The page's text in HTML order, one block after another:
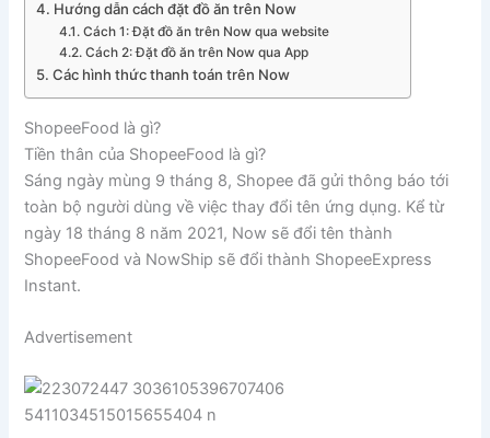
Hướng dẫn cách đặt đồ ăn trên Now
Cách 1: Đặt đồ ăn trên Now qua website
Cách 2: Đặt đồ ăn trên Now qua App
Các hình thức thanh toán trên Now
ShopeeFood là gì?
Tiền thân của ShopeeFood là gì?
Sáng ngày mùng 9 tháng 8, Shopee đã gửi thông báo tới
toàn bộ người dùng về việc thay đổi tên ứng dụng. Kể từ
ngày 18 tháng 8 năm 2021, Now sẽ đổi tên thành
ShopeeFood và NowShip sẽ đổi thành ShopeeExpress
Instant.
Advertisement